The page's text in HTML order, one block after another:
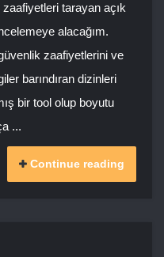
tarayan açık
alacağım.
zaafiyetlerini ve
barındıran dizinleri
bir tool olup boyutu
...
Continue reading